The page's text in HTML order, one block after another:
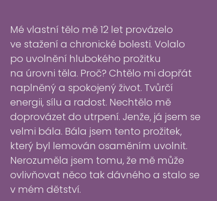
Mé vlastní tělo mě 12 let provázelo
ve stažení a chronické bolesti. Volalo
po uvolnění hlubokého prožitku
na úrovni těla. Proč? Chtělo mi dopřát
naplněný a spokojený život. Tvůrčí
energii, sílu a radost. Nechtělo mě
doprovázet do utrpení. Jenže, já jsem se
velmi bála. Bála jsem tento prožitek,
který byl lemován osaměním uvolnit.
Nerozuměla jsem tomu, že mě může
ovlivňovat něco tak dávného a stalo se
v mém dětství.